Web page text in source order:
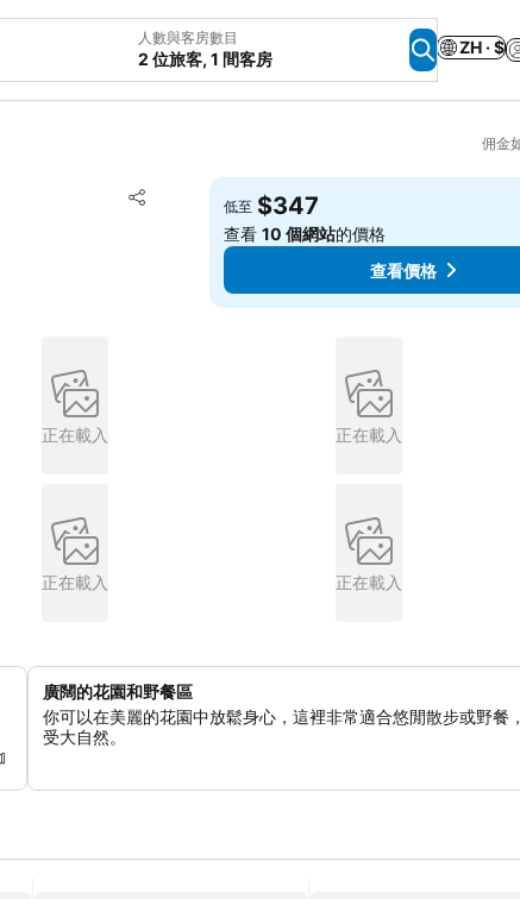
人數與客房數目
2 位旅客, 1 間客房
ZH · $
佣金
分享
放到收藏夾
低至 $347
查看10 個網站的價格
查看價格
正在載入 正在載入
正在載入 正在載入
廣闊的花園和野餐區
你可以在美麗的花園中放鬆身心，這裡非常適合悠閒散步或野餐
受大自然。